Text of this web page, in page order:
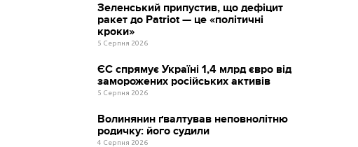
Зеленський припустив, що дефіцит
ракет до Patriot — це «політичні
кроки»
5 Серпня 2026
ЄС спрямує Україні 1,4 млрд євро від
заморожених російських активів
5 Серпня 2026
Волинянин ґвалтував неповнолітню
родичку: його судили
4 Серпня 2026